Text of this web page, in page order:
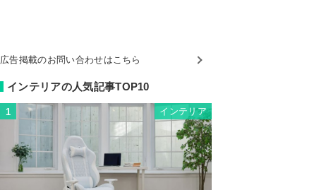
広告掲載のお問い合わせはこちら
インテリアの人気記事TOP10
1 インテリア